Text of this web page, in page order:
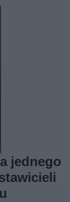
jednego